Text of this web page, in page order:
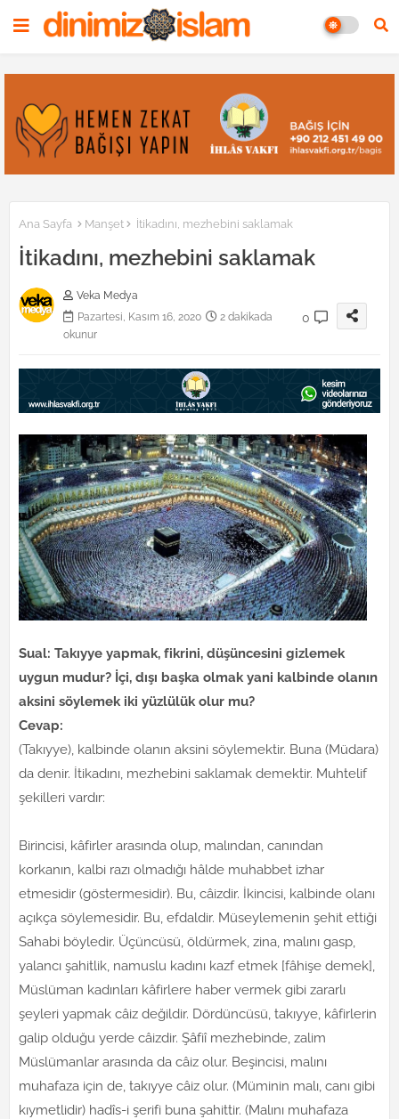
Ana Sayfa Manşet İtikadını, mezhebini saklamak
İtikadını, mezhebini saklamak
Veka Medya
Pazartesi, Kasım 16, 2020
2 dakikada
okunur
0
Sual: Takıyye yapmak, fikrini, düşüncesini gizlemek
uygun mudur? İçi, dışı başka olmak yani kalbinde olanın
aksini söylemek iki yüzlülük olur mu?
Cevap:
(Takıyye), kalbinde olanın aksini söylemektir. Buna (Müdara)
da denir. İtikadını, mezhebini saklamak demektir. Muhtelif
şekilleri vardır:
Birincisi, kâfirler arasında olup, malından, canından
korkanın, kalbi razı olmadığı hâlde muhabbet izhar
etmesidir (göstermesidir). Bu, câizdir. İkincisi, kalbinde olanı
açıkça söylemesidir. Bu, efdaldir. Müseylemenin şehit ettiği
Sahabi böyledir. Üçüncüsü, öldürmek, zina, malını gasp,
yalancı şahitlik, namuslu kadını kazf etmek [fâhişe demek],
Müslüman kadınları kâfirlere haber vermek gibi zararlı
şeyleri yapmak câiz değildir. Dördüncüsü, takıyye, kâfirlerin
galip olduğu yerde câizdir. Şâfiî mezhebinde, zalim
Müslümanlar arasında da câiz olur. Beşincisi, malını
muhafaza için de, takıyye câiz olur. (Müminin malı, canı gibi
kıymetlidir) hadîs-i şerifi buna şahittir. (Malını muhafaza